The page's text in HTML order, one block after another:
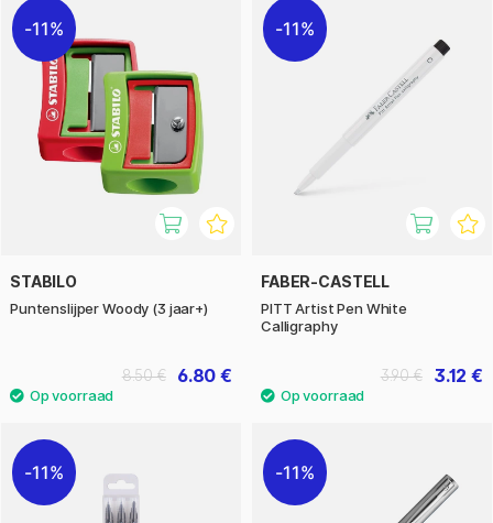
11%
STABILO
Puntenslijper Woody (3 jaar+)
6.80 €
8.50 €
11%
FABER-CASTELL
PITT Artist Pen White
Calligraphy
3.12 €
3.90 €
11% 11%